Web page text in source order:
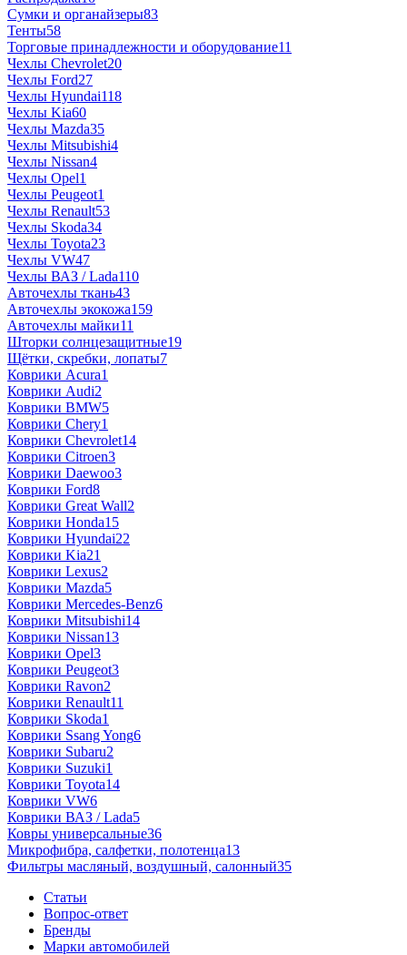
Сумки и органайзеры83
Тенты58
Торговые принадлежности и оборудование11
Чехлы Chevrolet20
Чехлы Ford27
Чехлы Hyundai118
Чехлы Kia60
Чехлы Mazda35
Чехлы Mitsubishi4
Чехлы Nissan4
Чехлы Opel1
Чехлы Peugeot1
Чехлы Renault53
Чехлы Skoda34
Чехлы Toyota23
Чехлы VW47
Чехлы ВАЗ / Lada110
Авточехлы ткань43
Авточехлы экокожа159
Авточехлы майки11
Шторки солнцезащитные19
Щётки, скребки, лопаты7
Коврики Acura1
Коврики Audi2
Коврики BMW5
Коврики Chery1
Коврики Chevrolet14
Коврики Citroen3
Коврики Daewoo3
Коврики Ford8
Коврики Great Wall2
Коврики Honda15
Коврики Hyundai22
Коврики Kia21
Коврики Lexus2
Коврики Mazda5
Коврики Mercedes-Benz6
Коврики Mitsubishi14
Коврики Nissan13
Коврики Opel3
Коврики Peugeot3
Коврики Ravon2
Коврики Renault11
Коврики Skoda1
Коврики Ssang Yong6
Коврики Subaru2
Коврики Suzuki1
Коврики Toyota14
Коврики VW6
Коврики ВАЗ / Lada5
Ковры универсальные36
Микрофибра, салфетки, полотенца13
Фильтры масляный, воздушный, салонный35
Статьи
Вопрос-ответ
Бренды
Марки автомобилей